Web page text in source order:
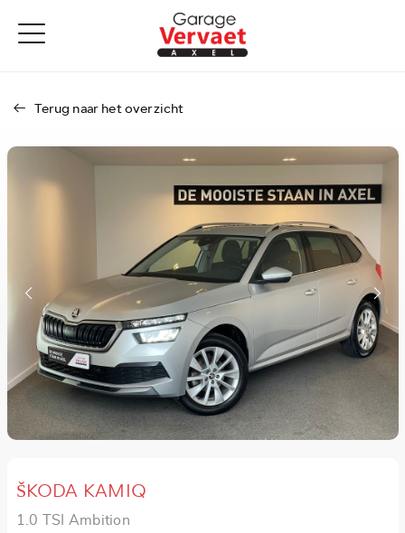
Terug naar het overzicht
ŠKODA KAMIQ
1.0 TSI Ambition